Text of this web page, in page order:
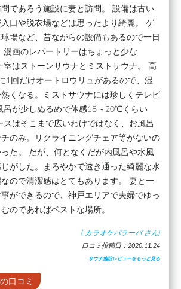
であろう施設に妻と訪問。 設備は古い
口や脱衣場などは思ったより綺麗。 ゲ
場など、昔ながらの設備もあるので一日
漫画のレパートリーはちょっと少な
室はストーンサウナとミストサウナ。 高
1回だけオートロウリュがあるので、湿
くなる。ミストサウナには珍しくテレビ
呂が少しぬるめで体感18～20℃くらい
スはそこまで広いわけではなく、お風呂
のみ。リクライニングチェア等がないの
た。 だが、何となくだが内風呂や水風
がした。まろやかで透き通った綺麗な水
ので清潔感はとてもあります。 妻と一
ができるので、神戸エリアで夫婦でゆっ
のであればベストな場所。
( カラオケパラーバ さん)
口コミ投稿日：2020.11.24
サウナ施設レビューをもっと見る
口コミ